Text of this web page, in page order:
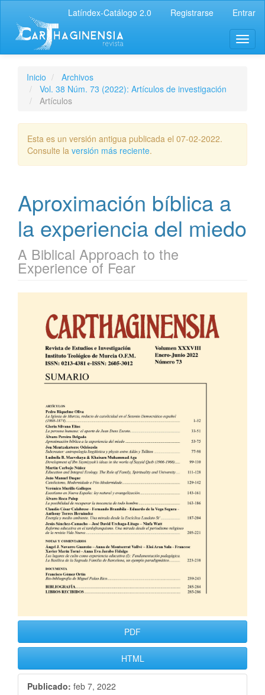
Latíndex-Catálogo 2.0 Registrarse Entrar
Inicio
Archivos
Vol. 38 Núm. 73 (2022): Artículos de investigación
Artículos
Esta es un versión antigua publicada el 07-02-2022.
Consulte la versión más reciente.
Aproximación bíblica a
la experiencia del miedo
A Biblical Approach to the
Experience of Fear
PDF
HTML
Publicado: feb 7, 2022